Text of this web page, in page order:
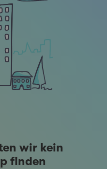
wir kein
finden